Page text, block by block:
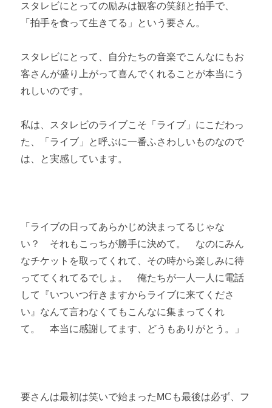
スタレビにとっての励みは観客の笑顔と拍手で、
「拍手を食って生きてる」という要さん。
スタレビにとって、自分たちの音楽でこんなにもお
客さんが盛り上がって喜んでくれることが本当にう
れしいのです。
私は、スタレビのライブこそ「ライブ」にこだわっ
た、「ライブ」と呼ぶに一番ふさわしいものなので
は、と実感しています。
「ライブの日ってあらかじめ決まってるじゃな
い？ それもこっちが勝手に決めて。 なのにみん
なチケットを取ってくれて、その時から楽しみに待
っててくれてるでしょ。 俺たちが一人一人に電話
して『いついつ行きますからライブに来てくださ
い』なんて言わなくてもこんなに集まってくれ
て。 本当に感謝してます、どうもありがとう。」
要さんは最初は笑いで始まったMCも最後は必ず、フ